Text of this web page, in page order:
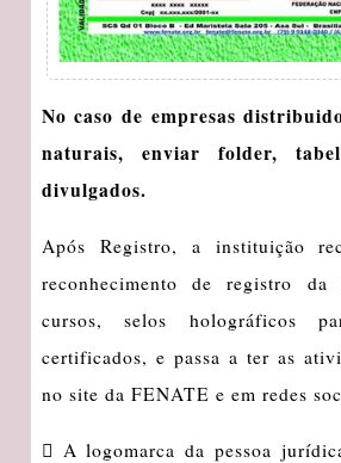
No caso de empresas
naturais, enviar folder,
divulgados.
Após Registro, a instituição
reconhecimento de registro da
cursos, selos holográficos
certificados, e passa a ter as
no site da FENATE e em redes
 A logomarca da pessoa